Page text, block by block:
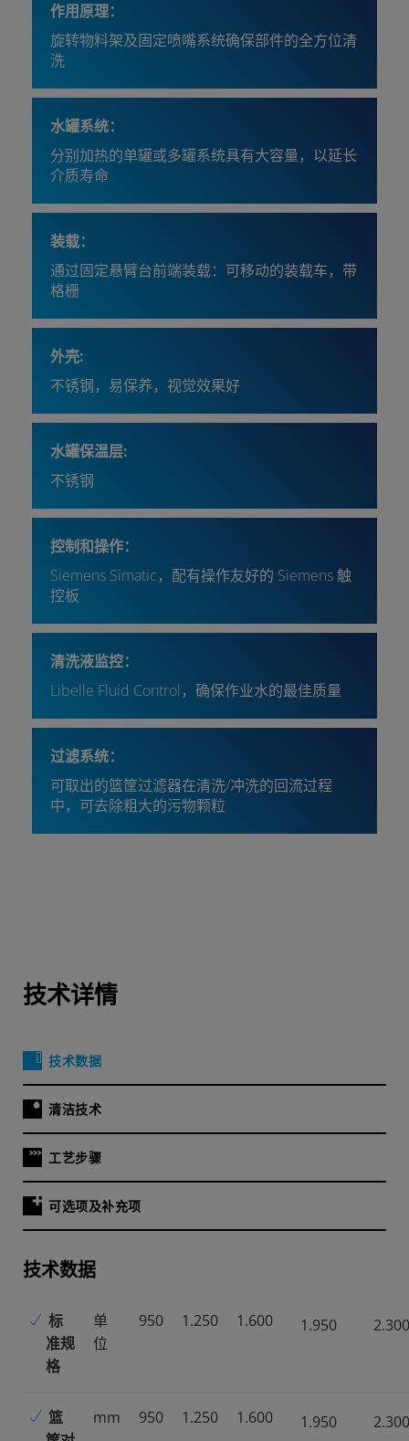
作用原理：
旋转物料架及固定喷嘴系统确保部件的全方位清
洗
水罐系统：
分别加热的单罐或多罐系统具有大容量，以延长
介质寿命
装载：
通过固定悬臂台前端装载：可移动的装载车，带
格栅
外壳:
不锈钢，易保养，视觉效果好
水罐保温层:
不锈钢
控制和操作：
Siemens Simatic，配有操作友好的 Siemens 触
控板
清洗液监控：
Libelle Fluid Control，确保作业水的最佳质量
过滤系统：
可取出的篮筐过滤器在清洗/冲洗的回流过程
中，可去除粗大的污物颗粒
技术详情
技术数据
清洁技术
工艺步骤
可选项及补充项
技术数据
标
准规
格
单
位
950 1.250 1.600 1.950 2.300
篮
mm 950 1.250 1.600 1.950 2.300